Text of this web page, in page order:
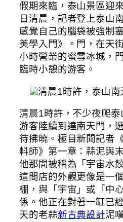
假期來臨，泰山景區迎
日清晨，記者登上泰山
感覺自己的腦袋被強制
美學入門》。門，在天
小時營業的蜜雪冰城，
臨時小憩的游客。
清晨1時許，泰山南
清晨1時許，不少夜爬
游客陸續到達南天門，
待拂曉。極目新聞記者
料師》第一章：蒜泥與
他那間被稱為「宇宙水
這間店的外觀更像是一
棚，與「宇宙」或「中
係。他正在對著一缸已
天的老蒜新古典設計泥